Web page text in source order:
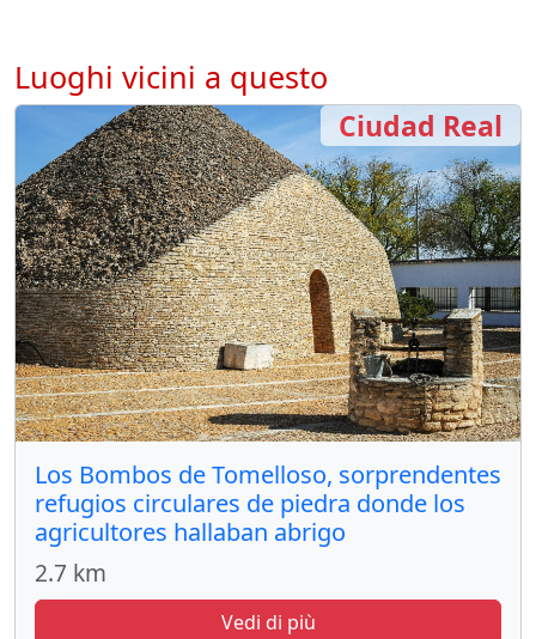
Luoghi vicini a questo
Los Bombos de Tomelloso, sorprendentes
refugios circulares de piedra donde los
agricultores hallaban abrigo
2.7 km
Vedi di più
Ciudad Real